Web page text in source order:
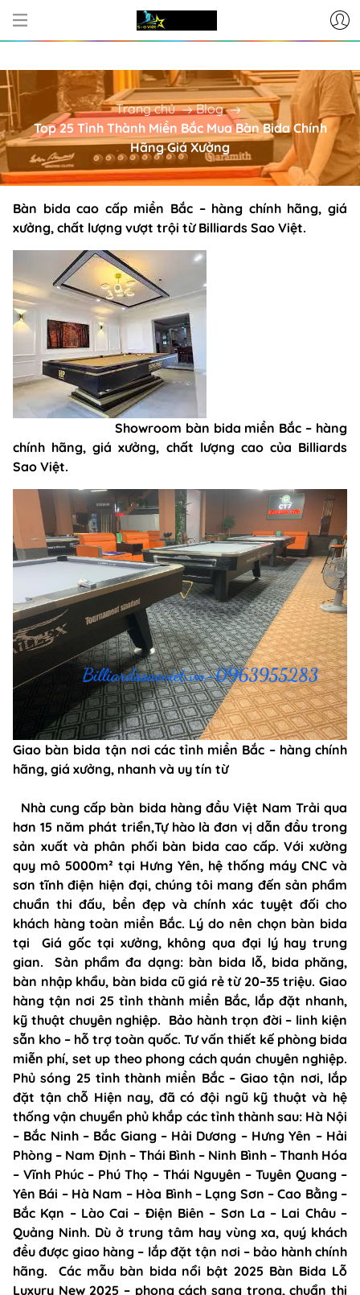
CƠ SỞ CUNG CẤP BÀN BI-A -
Trang chủ
Blog
Top 25 Tỉnh Thành Miền Bắc Mua Bàn Bida Chính
Hãng Giá Xưởng
Bàn bida cao cấp miền Bắc – hàng chính hãng, giá
xưởng, chất lượng vượt trội từ Billiards Sao Việt.
Showroom bàn bida miền Bắc – hàng
chính hãng, giá xưởng, chất lượng cao của Billiards
Sao Việt.
Giao bàn bida tận nơi các tỉnh miền Bắc – hàng chính
hãng, giá xưởng, nhanh và uy tín từ
Nhà cung cấp bàn bida hàng đầu Việt Nam Trải qua
hơn 15 năm phát triển,Tự hào là đơn vị dẫn đầu trong
sản xuất và phân phối bàn bida cao cấp. Với xưởng
quy mô 5000m² tại Hưng Yên, hệ thống máy CNC và
sơn tĩnh điện hiện đại, chúng tôi mang đến sản phẩm
chuẩn thi đấu, bền đẹp và chính xác tuyệt đối cho
khách hàng toàn miền Bắc. Lý do nên chọn bàn bida
tại Giá gốc tại xưởng, không qua đại lý hay trung
gian. Sản phẩm đa dạng: bàn bida lỗ, bida phăng,
bàn nhập khẩu, bàn bida cũ giá rẻ từ 20–35 triệu. Giao
hàng tận nơi 25 tỉnh thành miền Bắc, lắp đặt nhanh,
kỹ thuật chuyên nghiệp. Bảo hành trọn đời – linh kiện
sẵn kho – hỗ trợ toàn quốc. Tư vấn thiết kế phòng bida
miễn phí, set up theo phong cách quán chuyên nghiệp.
Phủ sóng 25 tỉnh thành miền Bắc – Giao tận nơi, lắp
đặt tận chỗ Hiện nay, đã có đội ngũ kỹ thuật và hệ
thống vận chuyển phủ khắp các tỉnh thành sau: Hà Nội
– Bắc Ninh – Bắc Giang – Hải Dương – Hưng Yên – Hải
Phòng – Nam Định – Thái Bình – Ninh Bình – Thanh Hóa
– Vĩnh Phúc – Phú Thọ – Thái Nguyên – Tuyên Quang –
Yên Bái – Hà Nam – Hòa Bình – Lạng Sơn – Cao Bằng –
Bắc Kạn – Lào Cai – Điện Biên – Sơn La – Lai Châu –
Quảng Ninh. Dù ở trung tâm hay vùng xa, quý khách
đều được giao hàng – lắp đặt tận nơi – bảo hành chính
hãng. Các mẫu bàn bida nổi bật 2025 Bàn Bida Lỗ
Luxury New 2025 – phong cách sang trọng, chuẩn thi